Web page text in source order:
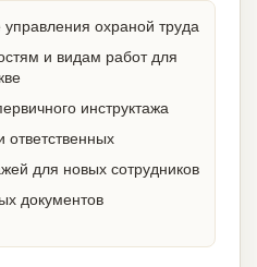
охраной труда
и видам работ для
инструктажа
ответственных
для новых сотрудников
документов